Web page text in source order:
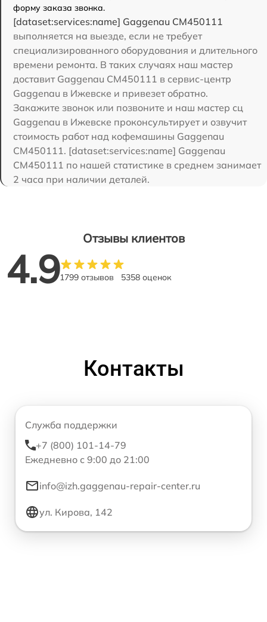
форму заказа звонка.
[dataset:services:name] Gaggenau CM450111
выполняется на выезде, если не требует
специализированного оборудования и длительного
времени ремонта. В таких случаях наш мастер
доставит Gaggenau CM450111 в сервис-центр
Gaggenau в Ижевске и привезет обратно.
Закажите звонок или позвоните и наш мастер сц
Gaggenau в Ижевске проконсультирует и озвучит
стоимость работ над кофемашины Gaggenau
CM450111. [dataset:services:name] Gaggenau
CM450111 по нашей статистике в среднем занимает
2 часа при наличии деталей.
Отзывы клиентов
4.91799 отзывов 5358 оценок
Контакты
Служба поддержки
+7 (800) 101-14-79
Ежедневно с 9:00 до 21:00
info@izh.gaggenau-repair-center.ru
ул. Кирова, 142